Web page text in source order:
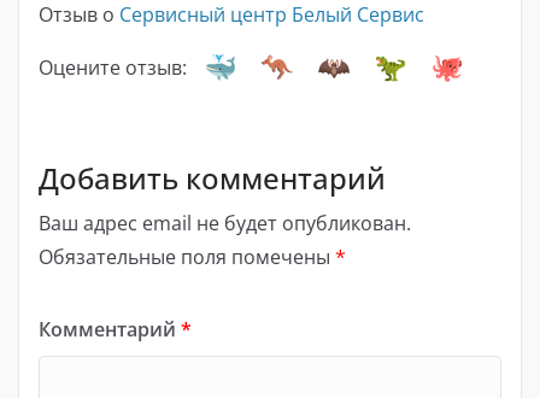
Отзыв о Сервисный центр Белый Сервис
Оцените отзыв:
Добавить комментарий
Ваш адрес email не будет опубликован.
Обязательные поля помечены *
Комментарий *